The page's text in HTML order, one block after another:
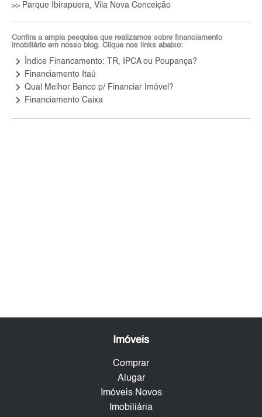
>> Parque Ibirapuera, Vila Nova Conceição
Confira a ampla pesquisa que realizamos sobre financiamento
imobiliário em nosso blog. Clique nos links abaixo:
keyboard_arrow_right Índice Financamento: TR, IPCA ou Poupança?
keyboard_arrow_right Financiamento Itaú
keyboard_arrow_right Qual Melhor Banco p/ Financiar Imóvel?
keyboard_arrow_right Financiamento Caixa
Imóveis
Comprar
Alugar
Imóveis Novos
Imobiliária